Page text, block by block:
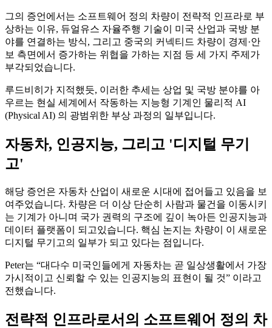
그의 증언에서는 소프트웨어 정의 차량이 전략적 인프라로 부
상하는 이유, 듀얼유스 자율주행 기술이 미국 산업과 국방 분
야를 연결하는 방식, 그리고 중국의 커넥티드 차량이 경제·안
보 측면에서 증가하는 위협을 가하는 지점 등 세 가지 주제가
부각되었습니다.
루드비히가 지적했듯, 이러한 추세는 상업 및 국방 분야를 아
우르는 현실 세계에서 작동하는 지능형 기계인 물리적 AI
(Physical AI) 의 광범위한 부상 과정의 일부입니다.
자동차, 인공지능, 그리고 '디지털 무기
고'
해당 증언은 자동차 산업이 새로운 시대에 접어들고 있음을 보
여주었습니다. 차량은 더 이상 단순히 사람과 물건을 이동시키
는 기계가 아니며 국가 권력의 구조에 깊이 녹아든 인공지능과
데이터 플랫폼이 되고있습니다. 핵심 논지는 차량이 이 새로운
디지털 무기고의 일부가 되고 있다는 점입니다.
Peter는 “대다수 미국인들에게 자동차는 곧 일상생활에서 가장
가시적이고 신뢰할 수 있는 인공지능의 표현이 될 것” 이라고
전했습니다.
전략적 인프라로서의 소프트웨어 정의 차